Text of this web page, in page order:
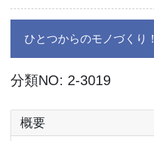
ひとつからのモノづくり！
分類NO: 2-3019
概要